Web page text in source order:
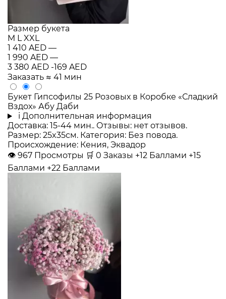
Размер букета
M LXXL
1 410 AED —
1 990 AED —
3 380 AED -169 AED
Заказать ≈ 41 мин
Букет Гипсофилы 25 Розовых в Коробке «Сладкий
Вздох» Абу Даби
i Дополнительная информация
Доставка: 15-44 мин.. Отзывы: нет отзывов.
Размер: 25x35см. Категория: Без повода.
Происхождение: Кения, Эквадор
👁 967 Просмотры 🛒 0 Заказы +12 Баллами +15
Баллами +22 Баллами